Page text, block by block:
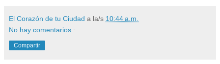
El Corazón de tu Ciudad a la/s 10:44 a.m.
No hay comentarios.:
Compartir